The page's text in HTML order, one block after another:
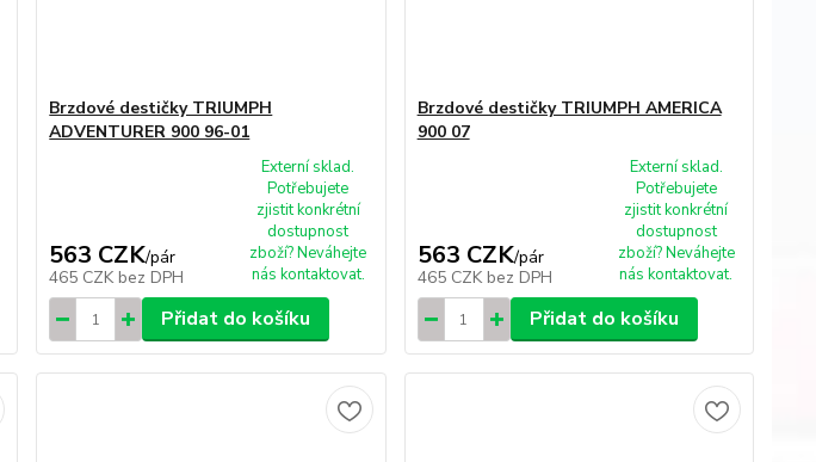
Brzdové destičky TRIUMPH
ADVENTURER 900 96-01
563 CZK/pár
465 CZK bez DPH
Externí sklad.
Potřebujete
zjistit konkrétní
dostupnost
zboží? Neváhejte
nás kontaktovat.
Přidat do košíku
Brzdové destičky TRIUMPH AMERICA
900 07
563 CZK/pár
465 CZK bez DPH
Externí sklad.
Potřebujete
zjistit konkrétní
dostupnost
zboží? Neváhejte
nás kontaktovat.
Přidat do košíku